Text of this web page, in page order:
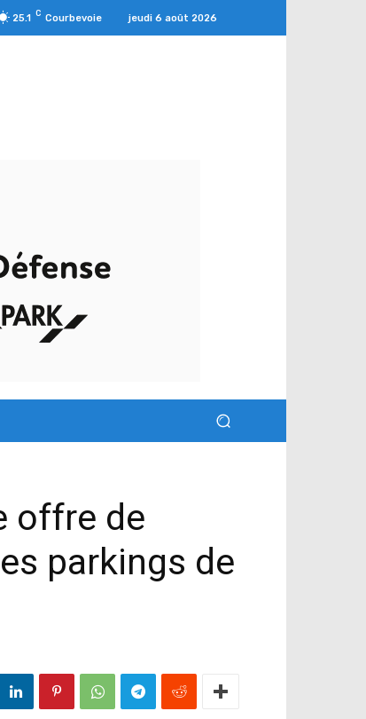
25.1 C Courbevoie jeudi 6 août 2026
offre de
parkings de